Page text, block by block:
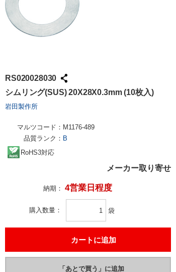
RS020028030
シムリング(SUS) 20X28X0.3mm (10枚入)
岩田製作所
マルツコード： M1176-489
品質ランク： B
RoHS3対応
メーカー取り寄せ
納期： 4営業日程度
購入数量 袋